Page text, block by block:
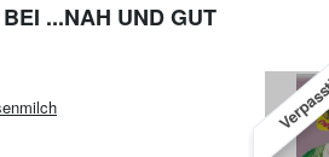
...NAH UND GUT